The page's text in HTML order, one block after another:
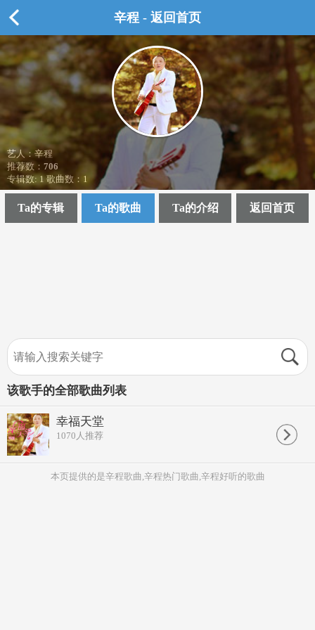
辛程 - 返回首页
艺人：辛程
推荐数： 706
专辑数: 1 歌曲数：1
Ta的专辑 Ta的歌曲 Ta的介绍 返回首页
该歌手的全部歌曲列表
幸福天堂
1070 人推荐
本页提供的是辛程歌曲,辛程热门歌曲,辛程好听的歌曲